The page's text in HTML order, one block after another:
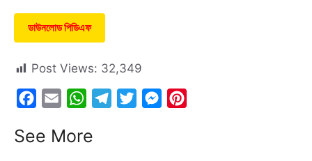
ডাউনলোড পিডিএফ
Post Views: 32,349
c
a
W
a
M
See More